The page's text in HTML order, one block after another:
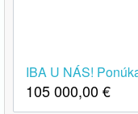
IBA U NÁS!
105 000,00€